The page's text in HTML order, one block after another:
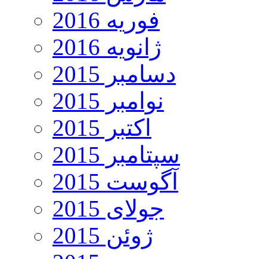
فوریه 2016
ژانویه 2016
دسامبر 2015
نوامبر 2015
اکتبر 2015
سپتامبر 2015
آگوست 2015
جولای 2015
ژوئن 2015